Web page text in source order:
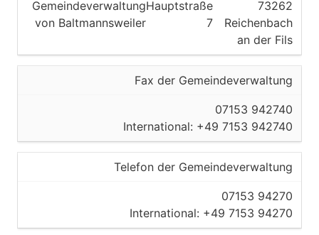
Gemeindeverwaltung
von Baltmannsweiler
Hauptstraße
7
73262
Reichenbach
an der Fils
Fax der Gemeindeverwaltung
07153 942740
International: +49 7153 942740
Telefon der Gemeindeverwaltung
07153 94270
International: +49 7153 94270